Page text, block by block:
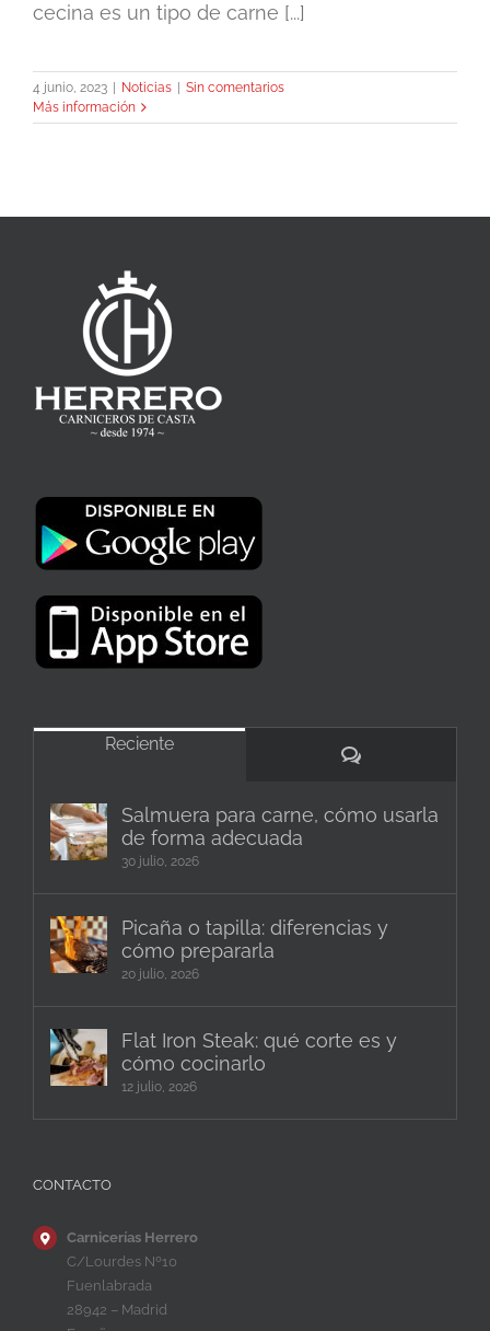
cecina es un tipo de carne [...]
4 junio, 2023 Noticias
Sin comentarios
Más información
Reciente
Comentarios
Salmuera para carne, cómo usarla
de forma adecuada
30 julio, 2026
Picaña o tapilla: diferencias y
cómo prepararla
20 julio, 2026
Flat Iron Steak: qué corte es y
cómo cocinarlo
12 julio, 2026
CONTACTO
Carnicerías Herrero
C/Lourdes Nº10
Fuenlabrada
28942 – Madrid